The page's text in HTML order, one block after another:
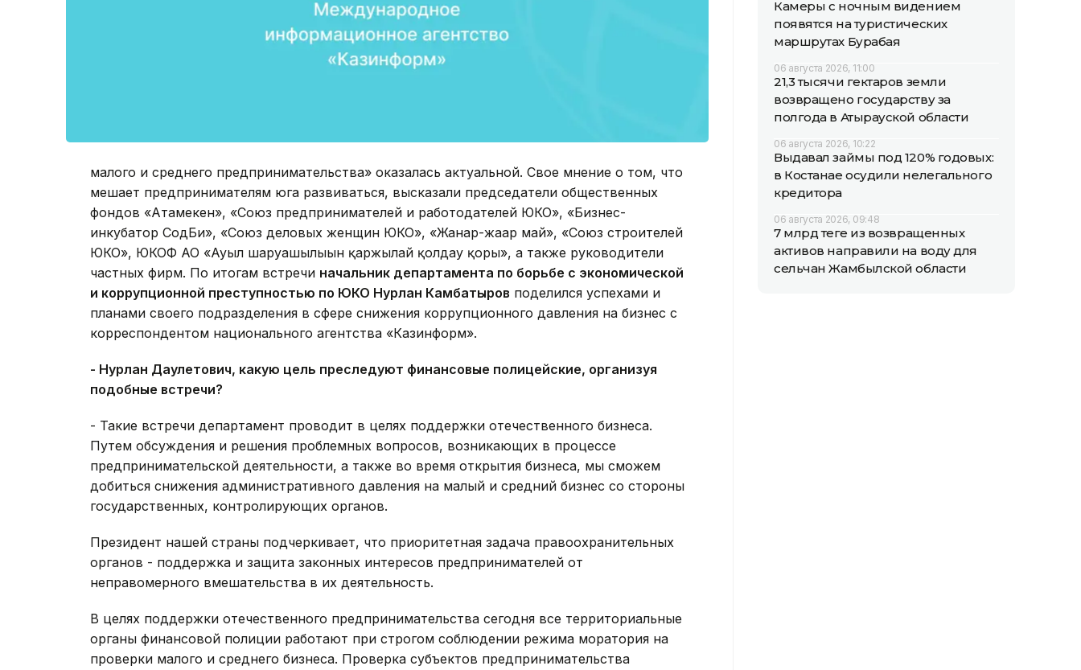
малого и среднего предпринимательства» оказалась актуальной. Свое мнение о том, что
мешает предпринимателям юга развиваться, высказали председатели общественных
фондов «Атамекен», «Союз предпринимателей и работодателей ЮКО», «Бизнес-
инкубатор СодБи», «Союз деловых женщин ЮКО», «Жанар-жағар май», «Союз строителей
ЮКО», ЮКОФ АО «Ауыл шаруашылығын қаржылай қолдау қоры», а также руководители
частных фирм. По итогам встречи начальник департамента по борьбе с экономической
и коррупционной преступностью по ЮКО Нурлан Камбатыров поделился успехами и
планами своего подразделения в сфере снижения коррупционного давления на бизнес с
корреспондентом национального агентства «Казинформ».
- Нурлан Даулетович, какую цель преследуют финансовые полицейские, организуя
подобные встречи?
- Такие встречи департамент проводит в целях поддержки отечественного бизнеса.
Путем обсуждения и решения проблемных вопросов, возникающих в процессе
предпринимательской деятельности, а также во время открытия бизнеса, мы сможем
добиться снижения административного давления на малый и средний бизнес со стороны
государственных, контролирующих органов.
Президент нашей страны подчеркивает, что приоритетная задача правоохранительных
органов - поддержка и защита законных интересов предпринимателей от
неправомерного вмешательства в их деятельность.
В целях поддержки отечественного предпринимательства сегодня все территориальные
органы финансовой полиции работают при строгом соблюдении режима моратория на
проверки малого и среднего бизнеса. Проверка субъектов предпринимательства
Камеры с ночным видением
появятся на туристических
маршрутах Бурабая
06 августа 2026, 11:00
21,3 тысячи гектаров земли
возвращено государству за
полгода в Атырауской области
06 августа 2026, 10:22
Выдавал займы под 120% годовых:
в Костанае осудили нелегального
кредитора
06 августа 2026, 09:48
7 млрд теңге из возвращенных
активов направили на воду для
сельчан Жамбылской области